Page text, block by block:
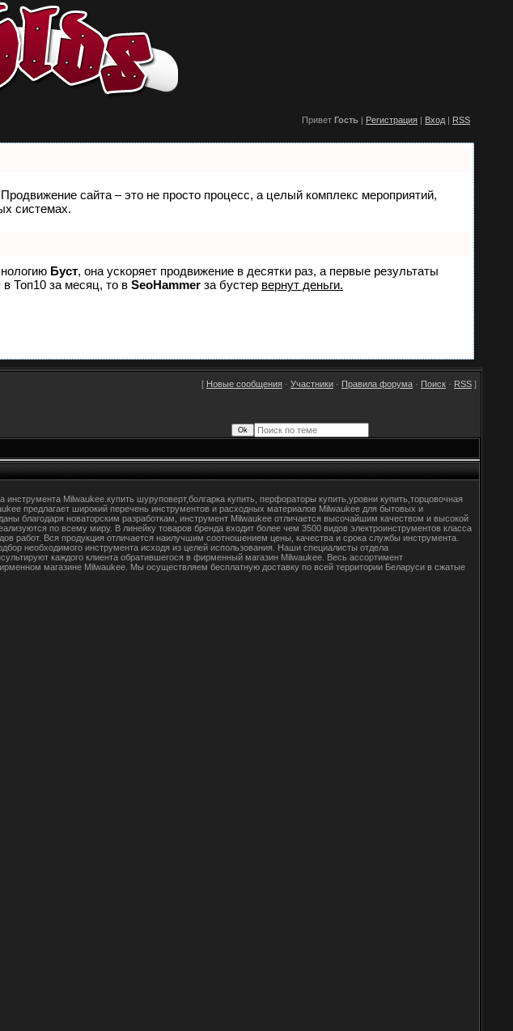
Привет Гость | Регистрация | Вход | RSS
сайта – это не просто процесс, а целый комплекс мероприятий,
системах.
Буст, она ускоряет продвижение в десятки раз, а первые результаты
Топ10 за месяц, то в SeoHammer за бустер вернут деньги.
[ Новые сообщения · Участники · Правила форума · Поиск · RSS ]
Milwaukee.купить шуруповерт,болгарка купить, перфораторы купить,уровни купить,торцовочная
предлагает широкий перечень инструментов и расходных материалов Milwaukee для бытовых и
благодаря новаторским разработкам, инструмент Milwaukee отличается высочайшим качеством и высокой
по всему миру. В линейку товаров бренда входит более чем 3500 видов электроинструментов класса
работ. Вся продукция отличается наилучшим соотношением цены, качества и срока службы инструмента.
необходимого инструмента исходя из целей использования. Наши специалисты отдела
каждого клиента обратившегося в фирменный магазин Milwaukee. Весь ассортимент
магазине Milwaukee. Мы осуществляем бесплатную доставку по всей территории Беларуси в сжатые